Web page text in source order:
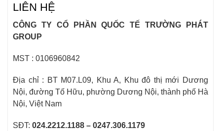
LIÊN HỆ
CÔNG TY CỔ PHẦN QUỐC TẾ TRƯỜNG PHÁT
GROUP
MST : 0106960842
Địa chỉ : BT M07.L09, Khu A, Khu đô thị mới Dương
Nội, đường Tố Hữu, phường Dương Nội, thành phố Hà
Nội, Việt Nam
SĐT: 024.2212.1188 – 0247.306.1179